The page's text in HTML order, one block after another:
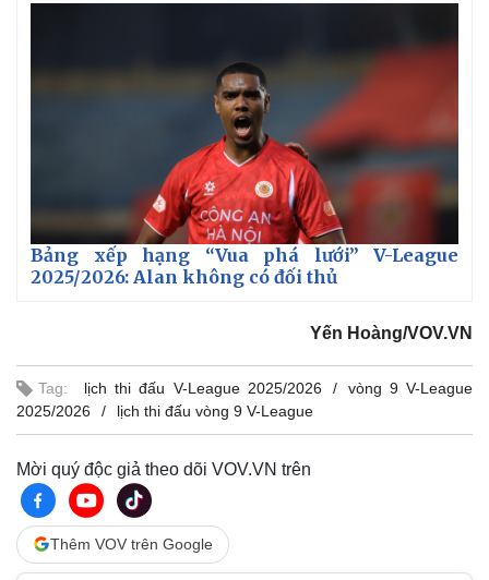
Thế giới
Multimedia
Infographic
i
g
Bảng xếp hạng “Vua phá lưới” V-League
2025/2026: Alan không có đối thủ
Yến Hoàng/VOV.VN
Tag: lịch thi đấu V-League 2025/2026
vòng 9 V-League
2025/2026
lịch thi đấu vòng 9 V-League
Mời quý độc giả theo dõi VOV.VN trên
Thêm VOV trên Google